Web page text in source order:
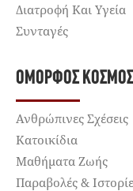
Διατροφή Και Υγεία
Συνταγές
ΌΜΟΡΦΟΣ ΚΌΣΜΟΣ
Ανθρώπινες Σχέσεις
Κατοικίδια
Μαθήματα Ζωής
Παραβολές &